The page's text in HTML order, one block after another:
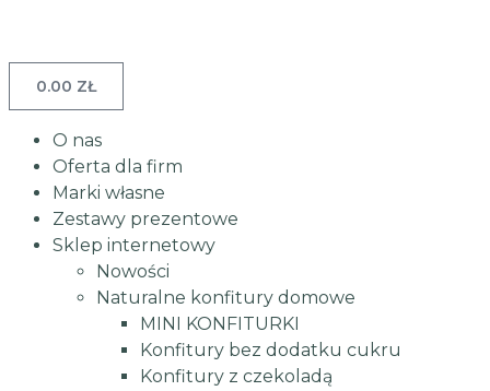
0.00 ZŁ
O nas
Oferta dla firm
Marki własne
Zestawy prezentowe
Sklep internetowy
Nowości
Naturalne konfitury domowe
MINI KONFITURKI
Konfitury bez dodatku cukru
Konfitury z czekoladą